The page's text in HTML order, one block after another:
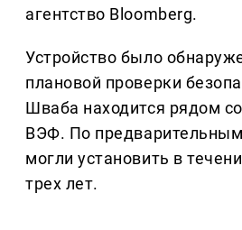
агентство Bloomberg.
Устройство было
плановой проверки
Шваба находится рядом
ВЭФ. По
могли установить в
трех лет.